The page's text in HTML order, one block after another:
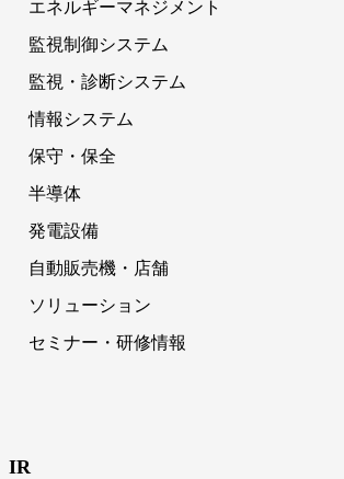
エネルギーマネジメント
監視制御システム
監視・診断システム
情報システム
保守・保全
半導体
発電設備
自動販売機・店舗
ソリューション
セミナー・研修情報
IR